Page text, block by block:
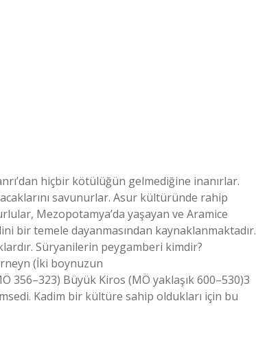
hiçbir kötülüğün gelmediğine inanırlar.
savunurlar. Asur kültüründe rahip
Mezopotamya’da yaşayan ve Aramice
bir temele dayanmasından kaynaklanmaktadır.
Süryanilerin peygamberi kimdir?
(İki boynuzun
Büyük Kiros (MÖ yaklaşık 600–530)3
Kadim bir kültüre sahip oldukları için bu